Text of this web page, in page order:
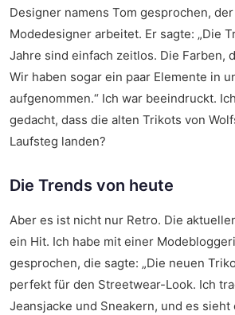
Designer namens Tom gesprochen,
Modedesigner arbeitet. Er sagte: „Die
Jahre sind einfach zeitlos. Die Farben,
Wir haben sogar ein paar Elemente in
aufgenommen.“ Ich war beeindruckt.
gedacht, dass die alten Trikots von
Laufsteg landen?
Die Trends von heute
Aber es ist nicht nur Retro. Die
ein Hit. Ich habe mit einer
gesprochen, die sagte: „Die neuen
perfekt für den Streetwear-Look. Ich
Jeansjacke und Sneakern, und es sieht